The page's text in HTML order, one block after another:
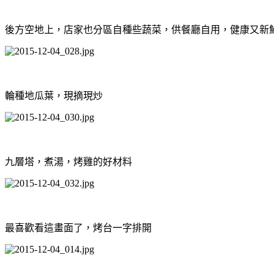
後方空地上，店家也分區自種些蔬菜，供餐廳自用，健康又新
輪種地瓜葉，現摘現炒
九層塔，煮湯，烤雞的好材料
最喜歡看這畫面了，烤台一字排開